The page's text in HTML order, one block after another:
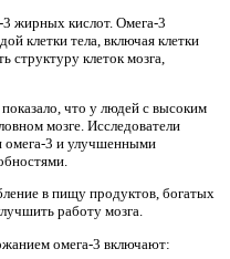
жирных кислот. Омега-3
клетки тела, включая клетки
структуру клеток мозга,
что у людей с высоким
мозге. Исследователи
омега-3 и улучшенными
в пищу продуктов, богатых
работу мозга.
омега-3 включают: